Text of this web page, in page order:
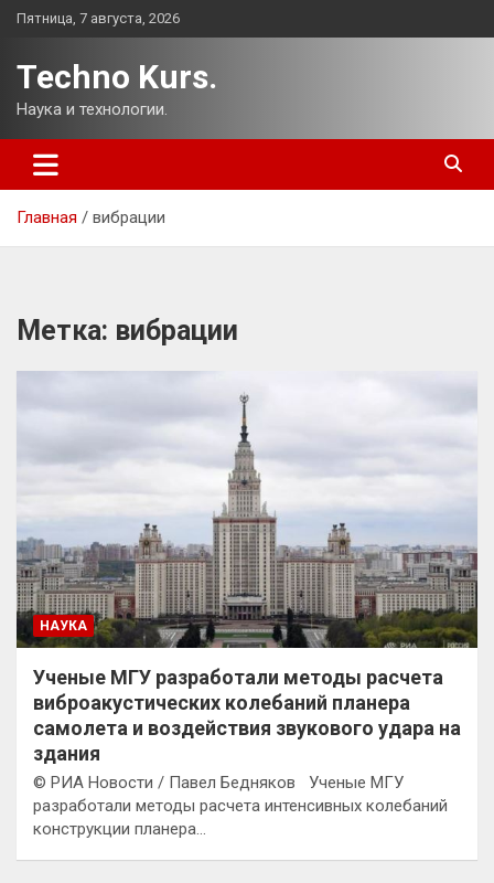
Перейти
Пятница, 7 августа, 2026
Techno Kurs.
Наука и технологии.
Главная вибрации
Метка: вибрации
НАУКА
Ученые МГУ разработали методы расчета
виброакустических колебаний планера
самолета и воздействия звукового удара на
здания
© РИА Новости / Павел Бедняков Ученые МГУ
разработали методы расчета интенсивных колебаний
конструкции планера…